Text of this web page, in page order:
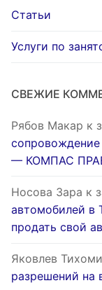
Статьи
Услуги по
СВЕЖИЕ
Рябов Макар к
— КОМПАС
Носова Зара к
автомобилей в
продать свой
Яковлев
разрешений на